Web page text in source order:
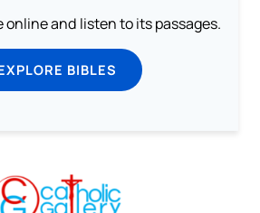
online and listen to its passages.
BIBLES